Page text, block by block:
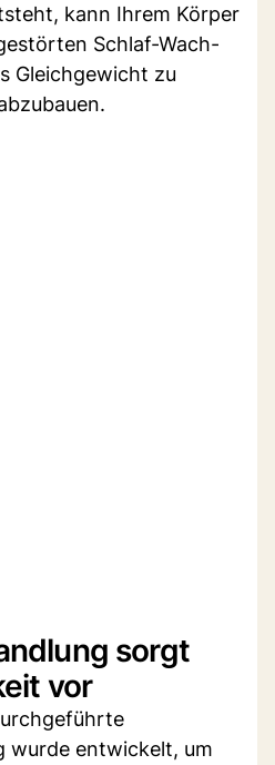
kann Ihrem Körper
Schlaf-Wach-
Gleichgewicht zu
sorgt
vor
wurde entwickelt, um